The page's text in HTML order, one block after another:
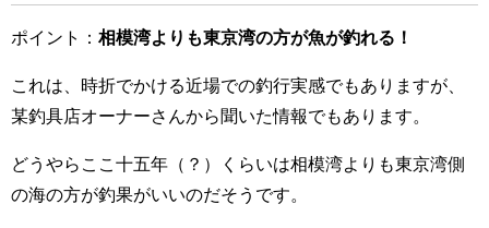
ポイント： 相模湾よりも東京湾の方が魚が釣れる！
これは、時折でかける近場での釣行実感でもありますが、
某釣具店オーナーさんから聞いた情報でもあります。
どうやらここ十五年（？）くらいは相模湾よりも東京湾側
の海の方が釣果がいいのだそうです。